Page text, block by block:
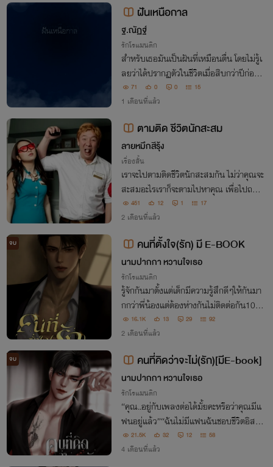
ฝันเหนือกาล
ฐ.ณัฏฐ์
รักโรแมนติก
สำหรับเธอมันเป็นฝันที่เหมือนตื่น โดยไม่รู้เ
ลยว่าได้ปรากฏตัวในชีวิตเมื่อสิบกว่าปีก่อนข
องเขา สำหรับเขามันเป็นตื่นที่เหมือนฝัน กา
รพบกันที่อธิบายไม่ได้ และหลักฐานจริงทิ้งไ
71 0 0 15
1 เดือนที่แล้ว
ตามติด ชีวิตนักสะสม
ลายหมึกสีรุ้ง
เรื่องสั้น
เราจะไปตามติดชีวิตนักสะสมกัน ไม่ว่าคุณจะ
สะสมอะไรเราก็จะตามไปหาคุณ เพื่อไปถามเ
พื่อไปค้นหาความจริงเกี่ยวกับของที่คุณสา
สมอยู่ ว่ามันจะ amazing มากแค่ไหน
451 12 1 17
2 เดือนที่แล้ว
จบ คนที่ตั้งใจ(รัก) มี E-BOOK
นามปากกา หวานใจเธอ
รักโรแมนติก
รู้จักกันมาตั้งแต่เด็กมีความรู้สึกดีๆให้กันมา
กกว่าพี่น้องแต่ต้องห่างกันไม่ติดต่อกัน10ปี
กลับมาเจอกันอีกครั้งต้องแต่งงานกันแต่พอ
ถามว่าจำกันได้มั้ย“จำไม่ได้ค่ะ”“จำไม่ได้ครั
บ”ใครจะเล่นบทลืมได้เนียนกว่ากัน
16.1K 13 29 92
2 เดือนที่แล้ว
จบ คนที่คิดว่าจะไม่(รัก)[มีE-book]
นามปากกา หวานใจเธอ
รักโรแมนติก
“คุณ..อยู่กับเพลงต่อได้มั้ยคะหรือว่าคุณมีแ
ฟนอยู่แล้ว”“ฉันไม่มีแฟนฉันชอบชีวิตอิสระ
ไม่อยากผูกมัดกับใครเธอห้ามเรียกร้องอะไร
จากฉันทั้งนั้นเธอรับข้อตกลงนี้ได้หรือเปล่
21.5K 32 12 58
4 เดือนที่แล้ว